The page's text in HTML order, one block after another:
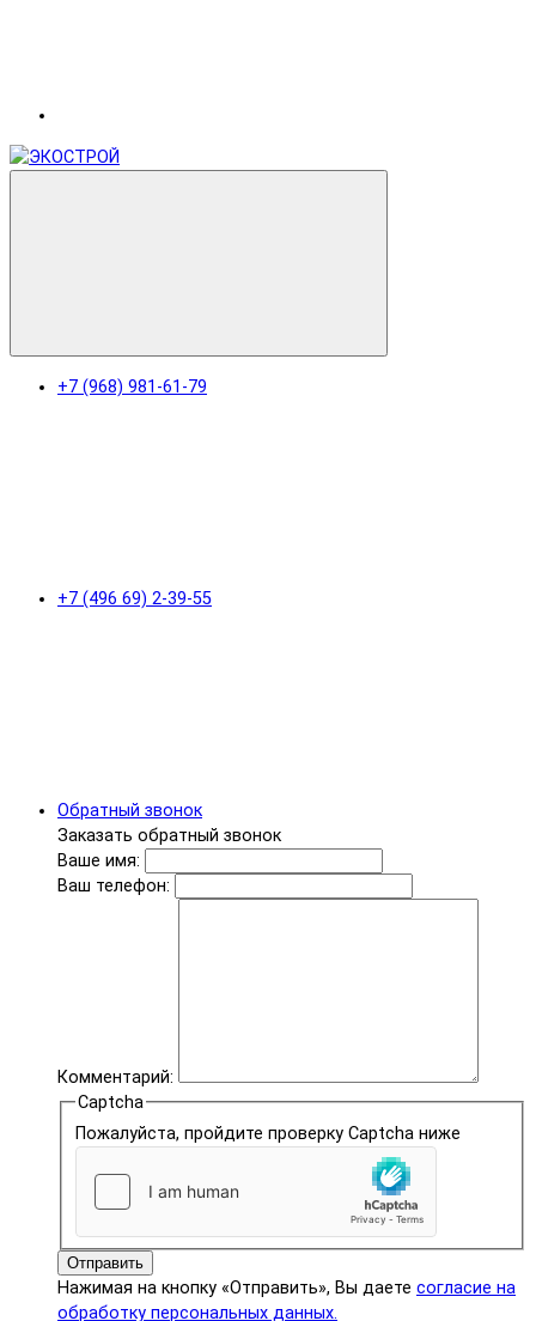
+7 (968) 981-61-79
+7 (496 69) 2-39-55
Обратный звонок
Заказать обратный звонок
Ваше имя:
Ваш телефон:
Комментарий:
Captcha
Пожалуйста, пройдите проверку Captcha ниже
Отправить
Нажимая на кнопку «Отправить», Вы даете согласие на
обработку персональных данных.